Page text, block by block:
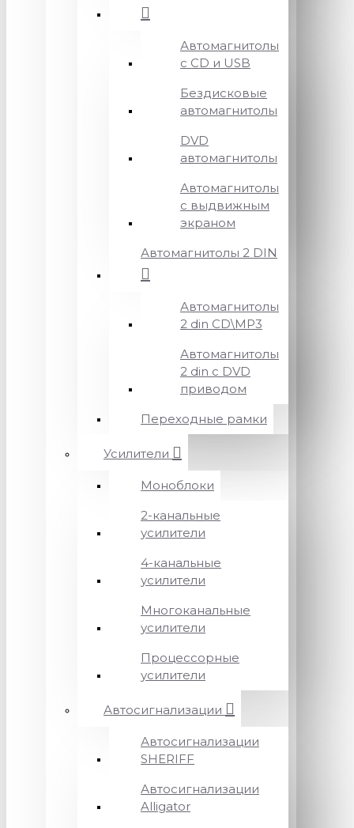
Автомагнитолы
с CD и USB
Бездисковые
автомагнитолы
DVD
автомагнитолы
Автомагнитолы
с выдвижным
экраном
Автомагнитолы 2 DIN
Автомагнитолы
2 din CD\MP3
Автомагнитолы
2 din с DVD
приводом
Переходные рамки
Усилители
Моноблоки
2-канальные
усилители
4-канальные
усилители
Многоканальные
усилители
Процессорные
усилители
Автосигнализации
Автосигнализации
SHERIFF
Автосигнализации
Alligator